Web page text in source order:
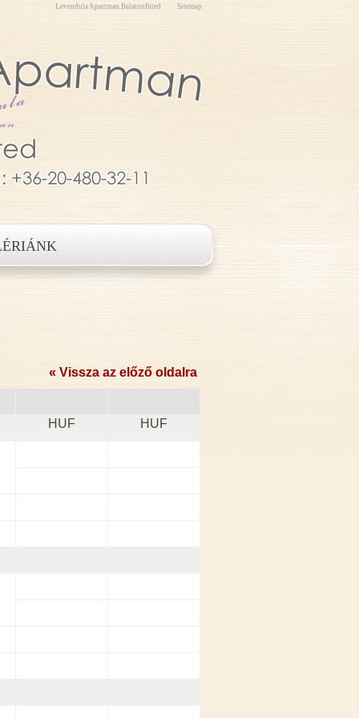
Levendula Apartman Balatonfüred Sitemap
« Vissza az előző oldalra
HUF HUF